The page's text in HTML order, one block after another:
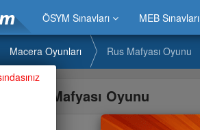
ÖSYM Sınavları MEB Sınavları
Macera Oyunları Rus Mafyası Oyunu
Rus Mafyası Oyunu